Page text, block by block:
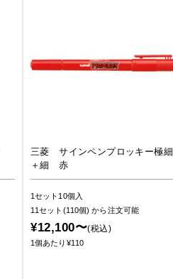
三菱 サインペンプロッキー極細
＋細 赤
1セット10個入
11セット(110個)から注文可能
¥12,100〜(税込)
1個あたり¥110